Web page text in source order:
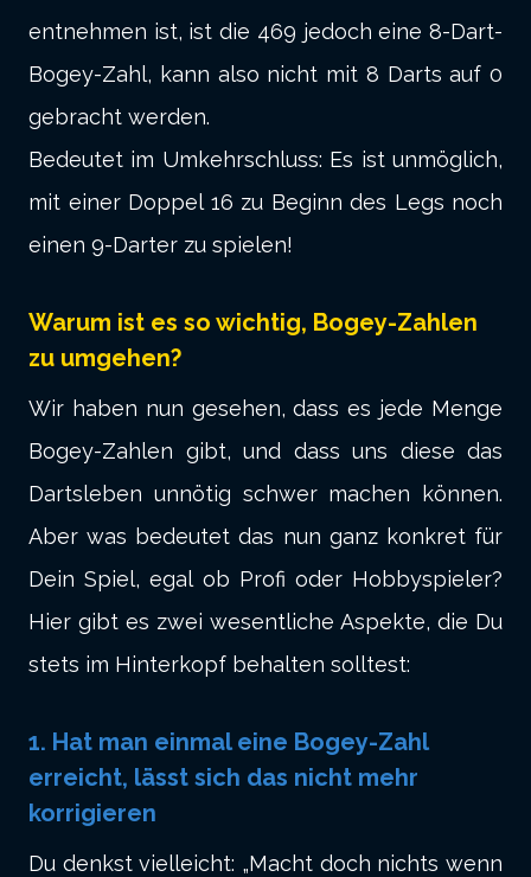
entnehmen ist, ist die 469 jedoch eine 8-Dart-
Bogey-Zahl, kann also nicht mit 8 Darts auf 0
gebracht werden.
Bedeutet im Umkehrschluss: Es ist unmöglich,
mit einer Doppel 16 zu Beginn des Legs noch
einen 9-Darter zu spielen!
Warum ist es so wichtig, Bogey-Zahlen
zu umgehen?
Wir haben nun gesehen, dass es jede Menge
Bogey-Zahlen gibt, und dass uns diese das
Dartsleben unnötig schwer machen können.
Aber was bedeutet das nun ganz konkret für
Dein Spiel, egal ob Profi oder Hobbyspieler?
Hier gibt es zwei wesentliche Aspekte, die Du
stets im Hinterkopf behalten solltest:
1. Hat man einmal eine Bogey-Zahl
erreicht, lässt sich das nicht mehr
korrigieren
Du denkst vielleicht: „Macht doch nichts wenn